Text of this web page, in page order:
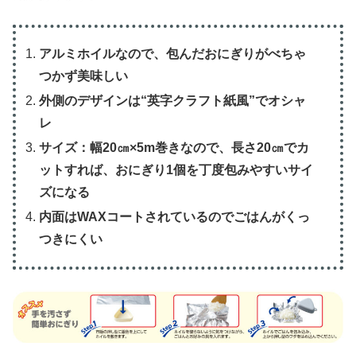
アルミホイルなので、包んだおにぎりがべちゃ
つかず美味しい
外側のデザインは“英字クラフト紙風”でオシャ
レ
サイズ：幅20㎝×5m巻きなので、長さ20㎝でカ
ットすれば、おにぎり1個を丁度包みやすいサイ
ズになる
内面はWAXコートされているのでごはんがくっ
つきにくい